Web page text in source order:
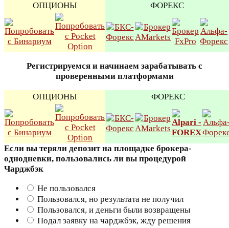
ОПЦИОНЫ ФОРЕКС
Регистрируемся и начинаем зарабатывать с
проверенными платформами
ОПЦИОНЫ ФОРЕКС
Если вы теряли депозит на площадке брокера-
однодневки, пользовались ли вы процедурой
Чарджбэк
Не пользовался
Пользовался, но результата не получил
Пользовался, и деньги были возвращены
Подал заявку на чарджбэк, жду решения